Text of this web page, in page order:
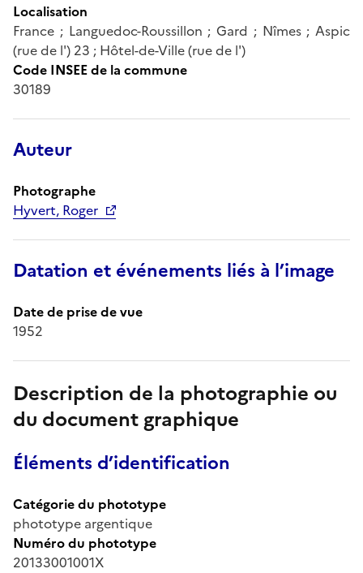
Localisation
France ; Languedoc-Roussillon ; Gard ; Nîmes ; Aspic
(rue de l') 23 ; Hôtel-de-Ville (rue de l')
Code INSEE de la commune
30189
Auteur
Photographe
Hyvert, Roger
Datation et événements liés à l’image
Date de prise de vue
1952
Description de la photographie ou
du document graphique
Éléments d’identification
Catégorie du phototype
phototype argentique
Numéro du phototype
20133001001X